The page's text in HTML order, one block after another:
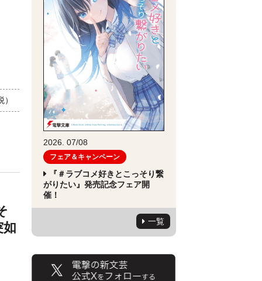
如
2026. 07/08
フェア＆キャンペーン
『＃ラブコメ好きとこっそり繋
がりたい』発売記念フェア開
催！
一覧